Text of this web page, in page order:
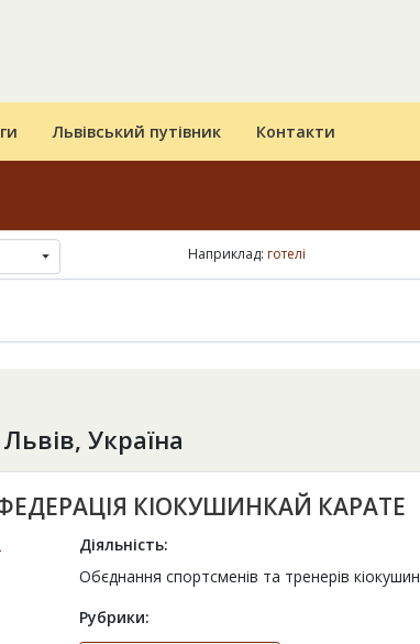
Львівський путівник Контакти
Наприклад: готелі
Україна
КІОКУШИНКАЙ КАРАТЕ
Діяльність:
Обєднання спортсменів та тренерів
Рубрики: